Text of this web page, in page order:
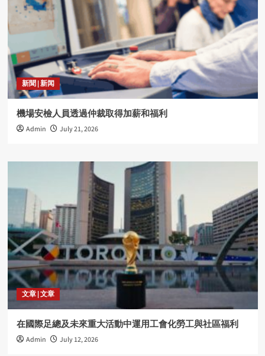
新聞 | 新闻
機場安檢人員透過仲裁取得加薪和福利
Admin July 21, 2026
文章 | 文章
在國際足總及未來重大活動中運用工會化勞工與社區福利
Admin July 12, 2026